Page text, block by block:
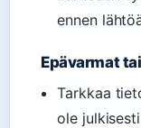
ennen
Epävarmat
Tarkkaa
ole